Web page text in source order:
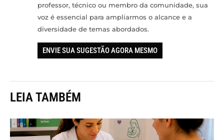
professor, técnico ou membro da comunidade, sua
voz é essencial para ampliarmos o alcance e a
diversidade de temas abordados.
ENVIE SUA SUGESTÃO AGORA MESMO
LEIA TAMBÉM